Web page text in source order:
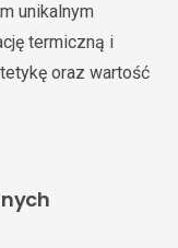
unikalnym
termiczną i
oraz wartość